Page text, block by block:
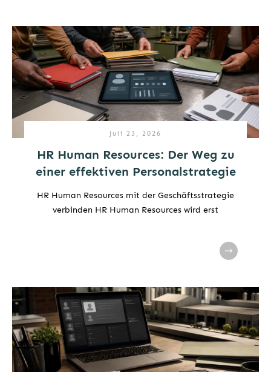
Juli 23, 2026
HR Human Resources: Der Weg zu
einer effektiven Personalstrategie
HR Human Resources mit der Geschäftsstrategie
verbinden HR Human Resources wird erst